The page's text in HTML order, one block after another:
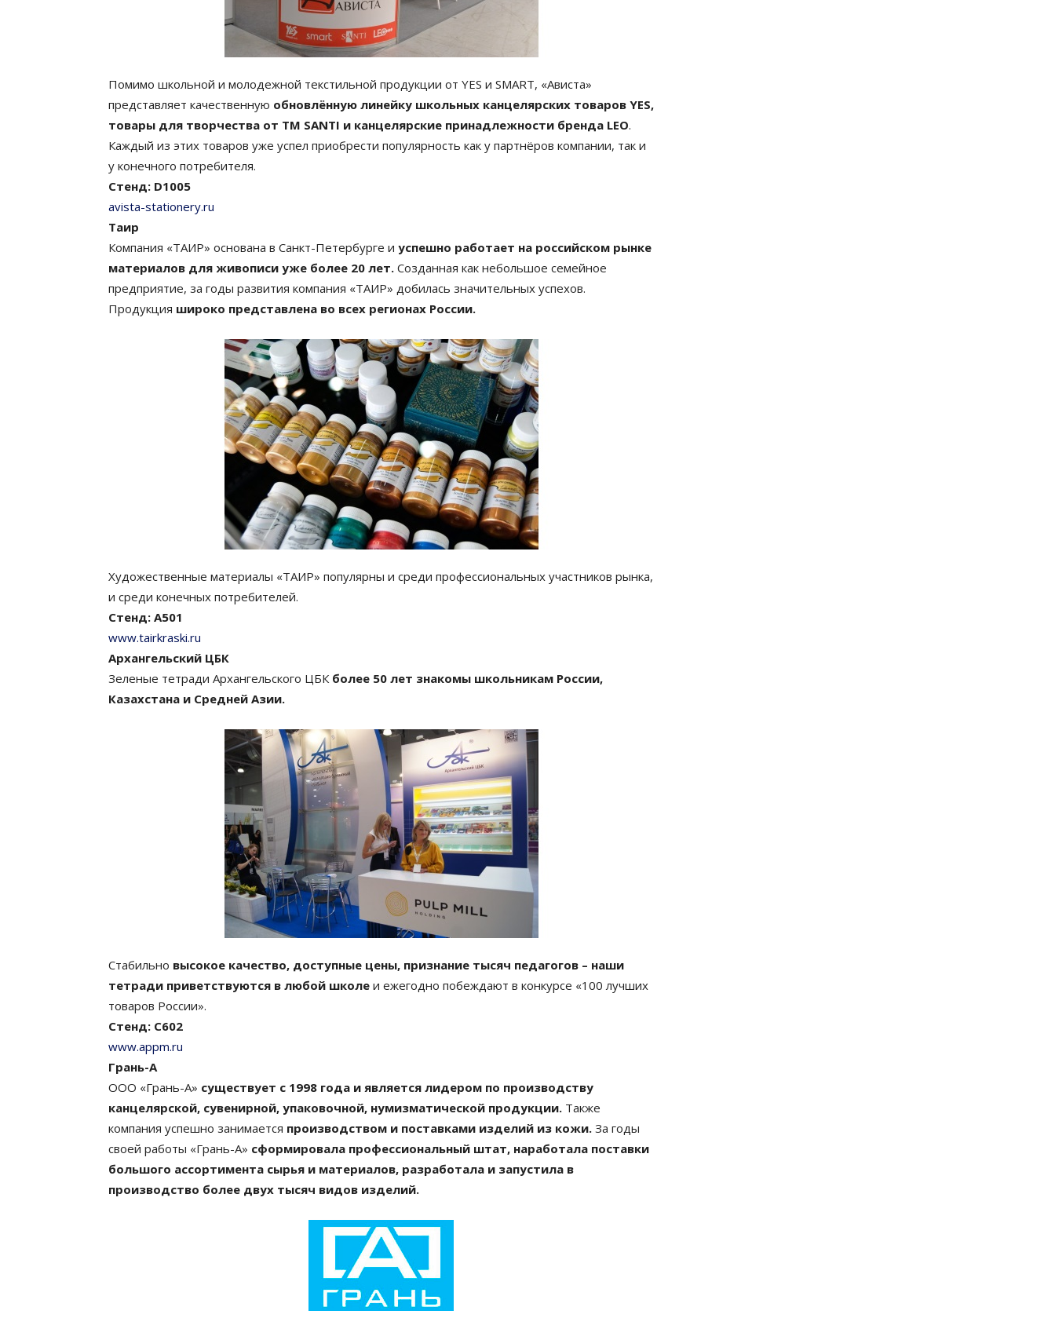
Помимо школьной и молодежной текстильной продукции от YES и SMART, «Ависта»
представляет качественную обновлённую линейку школьных канцелярских товаров YES,
товары для творчества от ТМ SANTI и канцелярские принадлежности бренда LEO.
Каждый из этих товаров уже успел приобрести популярность как у партнёров компании, так и
у конечного потребителя.
Стенд: D1005
avista-stationery.ru
Таир
Компания «ТАИР» основана в Санкт-Петербурге и успешно работает на российском рынке
материалов для живописи уже более 20 лет. Созданная как небольшое семейное
предприятие, за годы развития компания «ТАИР» добилась значительных успехов.
Продукция широко представлена во всех регионах России.
Художественные материалы «ТАИР» популярны и среди профессиональных участников рынка,
и среди конечных потребителей.
Стенд: А501
www.tairkraski.ru
Архангельский ЦБК
Зеленые тетради Архангельского ЦБК более 50 лет знакомы школьникам России,
Казахстана и Средней Азии.
Стабильно высокое качество, доступные цены, признание тысяч педагогов – наши
тетради приветствуются в любой школе и ежегодно побеждают в конкурсе «100 лучших
товаров России».
Стенд: С602
www.appm.ru
Грань-А
ООО «Грань-А» существует с 1998 года и является лидером по производству
канцелярской, сувенирной, упаковочной, нумизматической продукции. Также
компания успешно занимается производством и поставками изделий из кожи. За годы
своей работы «Грань-А» сформировала профессиональный штат, наработала поставки
большого ассортимента сырья и материалов, разработала и запустила в
производство более двух тысяч видов изделий.